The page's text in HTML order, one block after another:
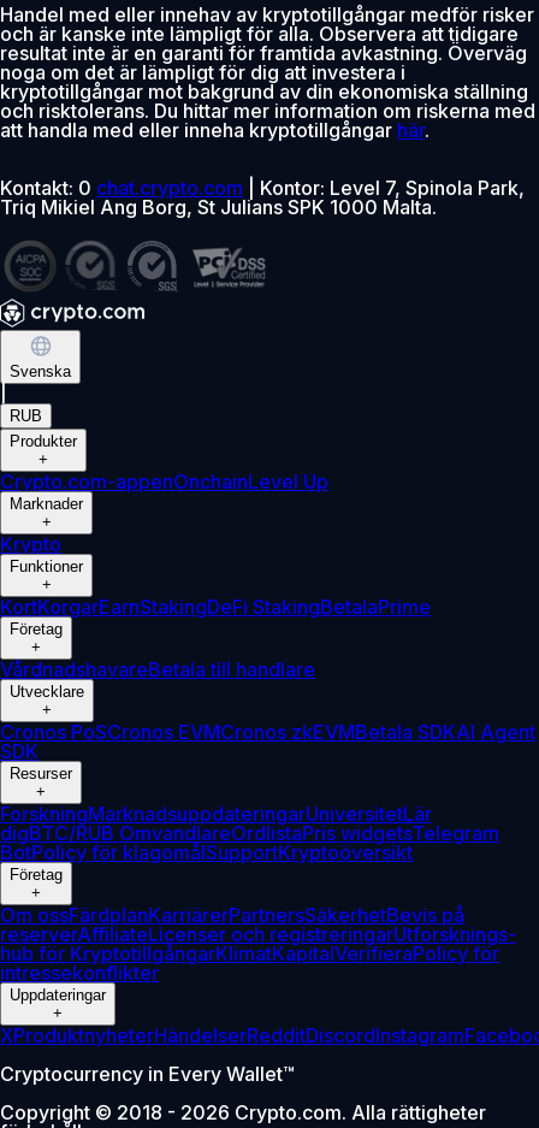
Handel med eller innehav av kryptotillgångar medför risker
och är kanske inte lämpligt för alla. Observera att tidigare
resultat inte är en garanti för framtida avkastning. Överväg
noga om det är lämpligt för dig att investera i
kryptotillgångar mot bakgrund av din ekonomiska ställning
och risktolerans. Du hittar mer information om riskerna med
att handla med eller inneha kryptotillgångar här.
Kontakt: 0 chat.crypto.com | Kontor: Level 7, Spinola Park,
Triq Mikiel Ang Borg, St Julians SPK 1000 Malta.
Svenska
RUB
Produkter
+
Crypto.com-appenOnchainLevel Up
Marknader
+
Krypto
Funktioner
+
KortKorgarEarnStakingDeFi StakingBetalaPrime
Företag
+
VårdnadshavareBetala till handlare
Utvecklare
+
Cronos PoSCronos EVMCronos zkEVMBetala SDKAI Agent
SDK
Resurser
+
ForskningMarknadsuppdateringarUniversitetLär
digBTC/RUB OmvandlareOrdlistaPris widgetsTelegram
BotPolicy för klagomålSupportKryptoöversikt
Företag
+
Om ossFärdplanKarriärerPartnersSäkerhetBevis på
reserverAffiliateLicenser och registreringarUtforsknings-
hub för KryptotillgångarKlimatKapitalVerifieraPolicy för
intressekonflikter
Uppdateringar
+
XProduktnyheterHändelserRedditDiscordInstagram
Cryptocurrency in Every Wallet™
Copyright © 2018 - 2026 Crypto.com. Alla rättigheter